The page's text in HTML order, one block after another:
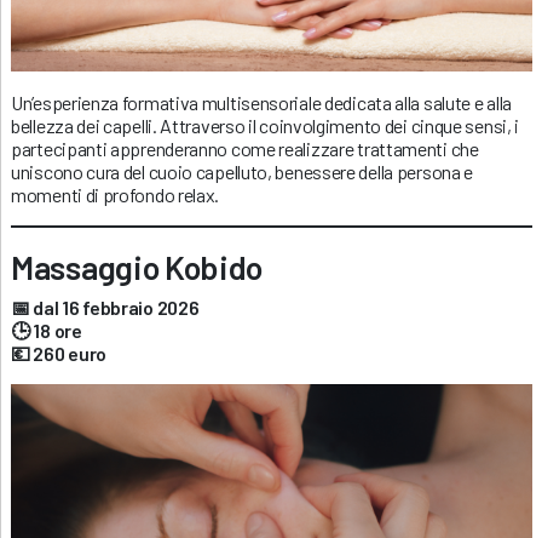
Un’esperienza formativa multisensoriale dedicata alla salute e alla
bellezza dei capelli. Attraverso il coinvolgimento dei cinque sensi, i
partecipanti apprenderanno come realizzare trattamenti che
uniscono cura del cuoio capelluto, benessere della persona e
momenti di profondo relax.
Massaggio Kobido
📅 dal 16 febbraio 2026
🕒 18 ore
💶 260 euro